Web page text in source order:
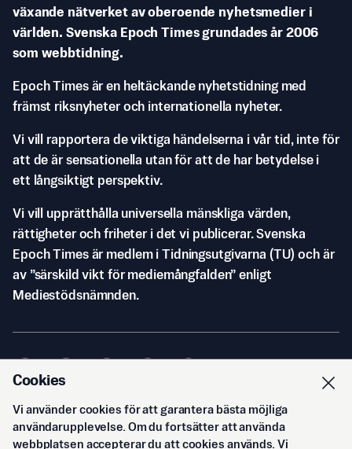
växande nätverket av oberoende nyhetsmedier i
världen. Svenska Epoch Times grundades år 2006
som webbtidning.
Epoch Times är en heltäckande nyhetstidning med
främst riksnyheter och internationella nyheter.
Vi vill rapportera de viktiga händelserna i vår tid, inte för
att de är sensationella utan för att de har betydelse i
ett långsiktigt perspektiv.
Vi vill upprätthålla universella mänskliga värden,
rättigheter och friheter i det vi publicerar. Svenska
Epoch Times är medlem i Tidningsutgivarna (TU) och är
av ”särskild vikt för mediemångfalden” enligt
Mediestödsnämnden.
© Svenska Epoch Times AB2026
Cookies
Vi använder cookies för att garantera bästa möjliga
användarupplevelse. Om du fortsätter att använda
webbplatsen accepterar du att cookies används. Vi